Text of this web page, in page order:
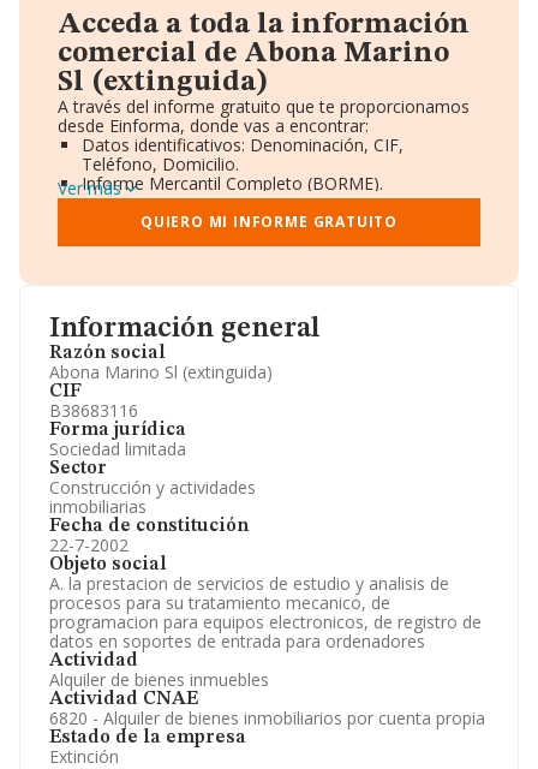
Información general
Razón social
Abona Marino Sl (extinguida)
CIF
B38683116
Forma jurídica
Sociedad limitada
Sector
Construcción y actividades
inmobiliarias
Fecha de constitución
22-7-2002
Objeto social
A. la prestacion de servicios de estudio y analisis de
procesos para su tratamiento mecanico, de
programacion para equipos electronicos, de registro de
datos en soportes de entrada para ordenadores
Actividad
Alquiler de bienes inmuebles
Actividad CNAE
6820 - Alquiler de bienes inmobiliarios por cuenta propia
Estado de la empresa
Extinción
Acceda a toda la información
comercial de Abona Marino
Sl (extinguida)
A través del informe gratuito que te proporcionamos
desde Einforma, donde vas a encontrar:
Datos identificativos: Denominación, CIF,
Teléfono, Domicilio.
Informe Mercantil Completo (BORME).
Gráficos de Evolución Ventas y Empleados.
Consejo de Administración y Administradores.
Directivos y Ejecutivos.
Información oficial y registral complementaria.
Ver más
QUIERO MI INFORME GRATUITO